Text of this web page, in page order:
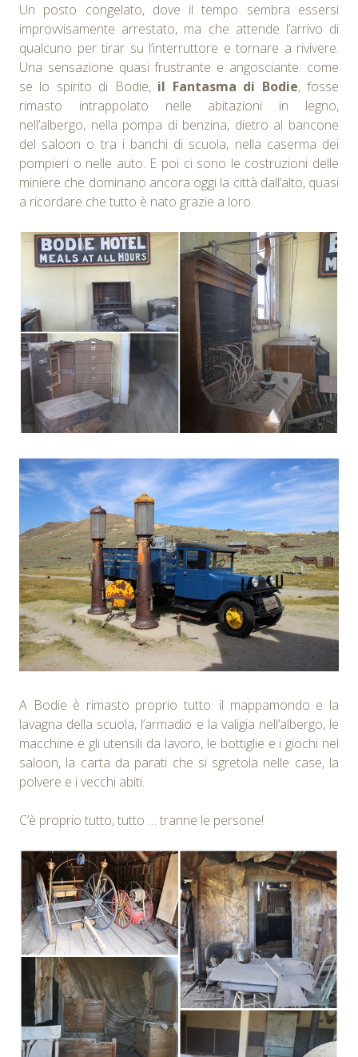
Un posto congelato, dove il tempo sembra essersi
improvvisamente arrestato, ma che attende l’arrivo di
qualcuno per tirar su l’interruttore e tornare a rivivere.
Una sensazione quasi frustrante e angosciante: come
se lo spirito di Bodie, il Fantasma di Bodie, fosse
rimasto intrappolato nelle abitazioni in legno,
nell’albergo, nella pompa di benzina, dietro al bancone
del saloon o tra i banchi di scuola, nella caserma dei
pompieri o nelle auto. E poi ci sono le costruzioni delle
miniere che dominano ancora oggi la città dall’alto, quasi
a ricordare che tutto è nato grazie a loro.
A Bodie è rimasto proprio tutto: il mappamondo e la
lavagna della scuola, l’armadio e la valigia nell’albergo, le
macchine e gli utensili da lavoro, le bottiglie e i giochi nel
saloon, la carta da parati che si sgretola nelle case, la
polvere e i vecchi abiti.
C’è proprio tutto, tutto … tranne le persone!